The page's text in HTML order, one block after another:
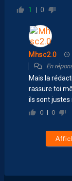
1 0
Mhsc2.0
En
Mais la
rassure toi
ils sont justes
0 0